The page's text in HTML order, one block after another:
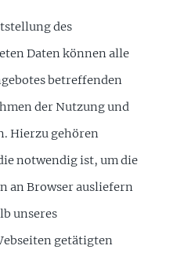
des
Daten können alle
betreffenden
der Nutzung und
Hierzu gehören
notwendig ist, um die
an Browser ausliefern
unseres
getätigten